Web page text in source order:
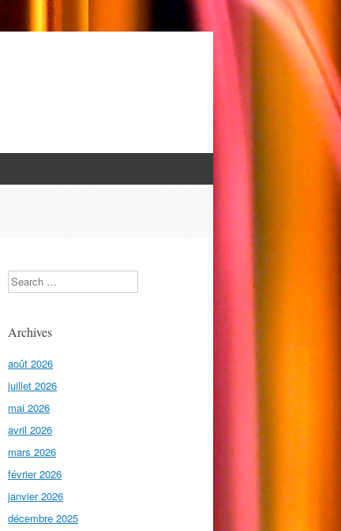
Search
Archives
août 2026
juillet 2026
mai 2026
avril 2026
mars 2026
février 2026
janvier 2026
décembre 2025